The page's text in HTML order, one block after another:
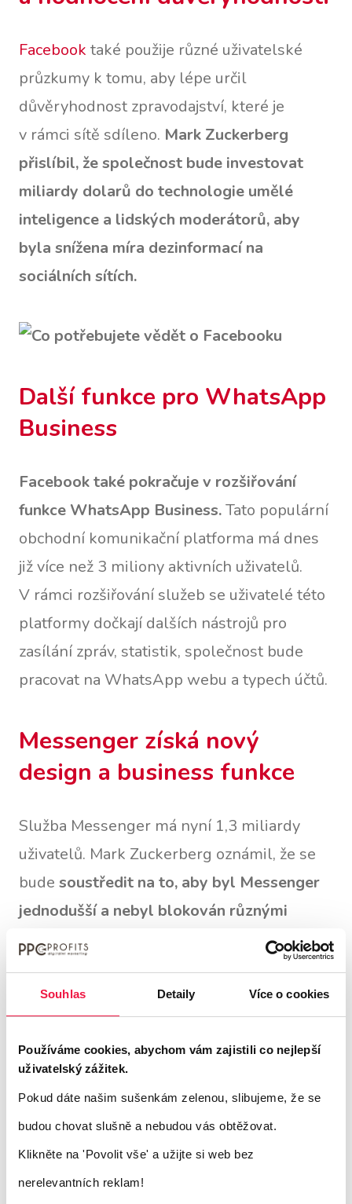
Souhlas Detaily Více o cookies
Používáme cookies, abychom vám zajistili co nejlepší
uživatelský zážitek.
Pokud dáte našim sušenkám zelenou, slibujeme, že se
budou chovat slušně a nebudou vás obtěžovat.
Klikněte na 'Povolit vše' a užijte si web bez
nerelevantních reklam!
Facebook také použije různé uživatelské
průzkumy k tomu, aby lépe určil
důvěryhodnost zpravodajství, které je
v rámci sítě sdíleno. Mark Zuckerberg
přislíbil, že společnost bude investovat
miliardy dolarů do technologie umělé
inteligence a lidských moderátorů, aby
byla snížena míra dezinformací na
sociálních sítích.
Další funkce pro WhatsApp
Business
Facebook také pokračuje v rozšiřování
funkce WhatsApp Business.Tato populární
obchodní komunikační platforma má dnes
již více než 3 miliony aktivních uživatelů.
V rámci rozšiřování služeb se uživatelé této
platformy dočkají dalších nástrojů pro
zasílání zpráv, statistik, společnost bude
pracovat na WhatsApp webu a typech účtů.
Messenger získá nový
design a business funkce
Služba Messenger má nyní 1,3 miliardy
uživatelů. Mark Zuckerberg oznámil, že se
bude soustředit na to, aby byl Messenger
jednodušší a nebyl blokován různými
aplikacemi či hrami.
Při posílání zpráv
uživatelé očekávají snadné, rychlé a funkční
řešení. Přesně toto by měl Messenger
splňovat.